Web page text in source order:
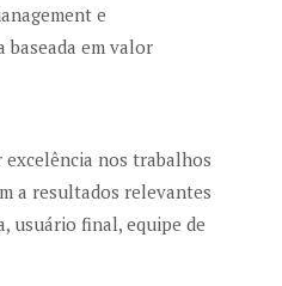
e
baseada em valor
nos trabalhos
a resultados relevantes
usuário final, equipe de